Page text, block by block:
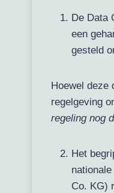
De Data
een
gesteld
Hoewel
regelgeving
regeling nog
Het
Co. KG)